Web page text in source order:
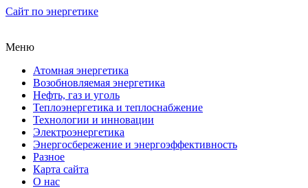
Сайт по энергетике
Меню
Атомная энергетика
Возобновляемая энергетика
Нефть, газ и уголь
Теплоэнергетика и теплоснабжение
Технологии и инновации
Электроэнергетика
Энергосбережение и энергоэффективность
Разное
Карта сайта
О нас